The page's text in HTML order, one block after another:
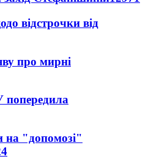
відстрочки від
про мирні
"допомозі"